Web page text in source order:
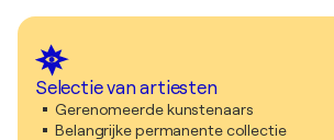
Selectie van artiesten
Gerenomeerde kunstenaars
Belangrijke permanente collectie